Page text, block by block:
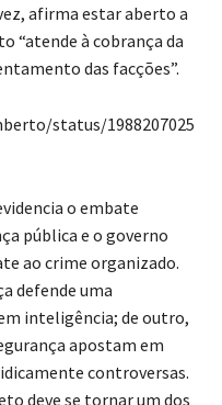
afirma estar aberto a
“atende à cobrança da
das facções”.
status/1988207025
o embate
pública e o governo
ao crime organizado.
defende uma
inteligência; de outro,
apostam em
controversas.
deve se tornar um dos